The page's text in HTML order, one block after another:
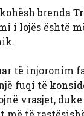
brenda
i lojës është
të injoronim
fuqi të
vrasjet,